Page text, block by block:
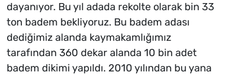
dayanıyor. Bu yıl adada rekolte olarak bin 33
ton badem bekliyoruz. Bu badem adası
dediğimiz alanda kaymakamlığımız
tarafından 360 dekar alanda 10 bin adet
badem dikimi yapıldı. 2010 yılından bu yana